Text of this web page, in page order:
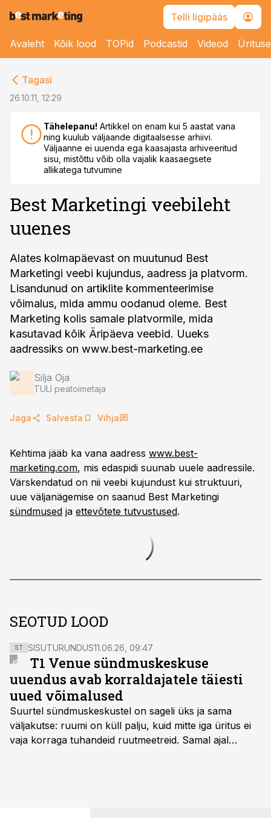
Telli ligipääs
Avaleht Kõik lood TOPid Podcastid Videod
Tagasi
26.10.11, 12:29
Tähelepanu! Artikkel on enam kui 5 aastat vana
ning kuulub väljaande digitaalsesse arhiivi.
Väljaanne ei uuenda ega kaasajasta arhiveeritud
sisu, mistõttu võib olla vajalik kaasaegsete
allikatega tutvumine
Best Marketingi veebileht
uuenes
Alates kolmapäevast on muutunud Best
Marketingi veebi kujundus, aadress ja platvorm.
Lisandunud on artiklite kommenteerimise
võimalus, mida ammu oodanud oleme. Best
Marketing kolis samale platvormile, mida
kasutavad kõik Äripäeva veebid. Uueks
aadressiks on www.best-marketing.ee
Silja Oja
TULI peatoimetaja
Jaga Salvesta Vihja
Kehtima jääb ka vana aadress www.best-
marketing.com, mis edaspidi suunab uuele aadressile.
Värskendatud on nii veebi kujundust kui struktuuri,
uue väljanägemise on saanud Best Marketingi
sündmused ja ettevõtete tutvustused.
SEOTUD LOOD
ST SISUTURUNDUS11.06.26, 09:47
T1 Venue sündmuskeskuse
uuendus avab korraldajatele täiesti
uued võimalused
Suurtel sündmuskeskustel on sageli üks ja sama
väljakutse: ruumi on küll palju, kuid mitte iga üritus ei
vaja korraga tuhandeid ruutmeetreid. Samal ajal